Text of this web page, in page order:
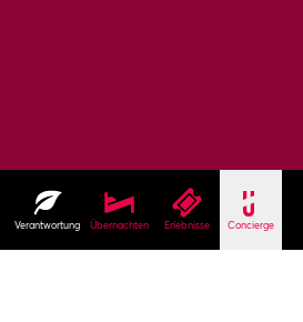
Verantwortung Übernachten Erlebnisse Concierge